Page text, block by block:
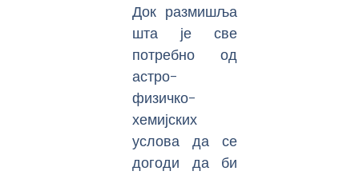
Док размишља
шта је све
потребно од
астро-
физичко-
хемијских
услова да се
догоди да би